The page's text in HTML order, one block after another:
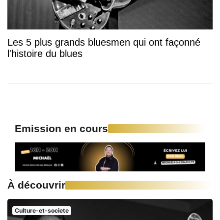
Les 5 plus grands bluesmen qui ont façonné
l'histoire du blues
Emission en cours
À découvrir
Culture-et-societe